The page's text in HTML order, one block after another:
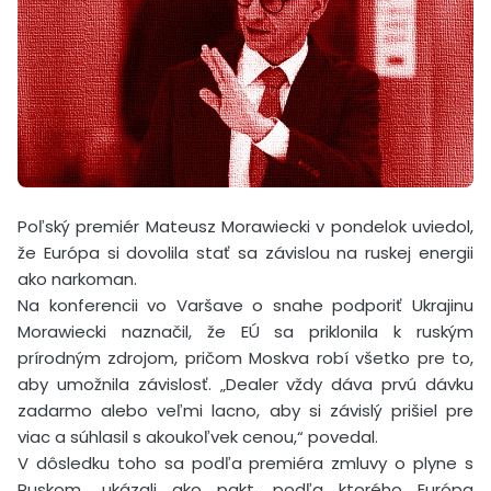
Poľský premiér Mateusz Morawiecki v pondelok uviedol,
že Európa si dovolila stať sa závislou na ruskej energii
ako narkoman.
Na konferencii vo Varšave o snahe podporiť Ukrajinu
Morawiecki naznačil, že EÚ sa priklonila k ruským
prírodným zdrojom, pričom Moskva robí všetko pre to,
aby umožnila závislosť. „Dealer vždy dáva prvú dávku
zadarmo alebo veľmi lacno, aby si závislý prišiel pre
viac a súhlasil s akoukoľvek cenou,“ povedal.
V dôsledku toho sa podľa premiéra zmluvy o plyne s